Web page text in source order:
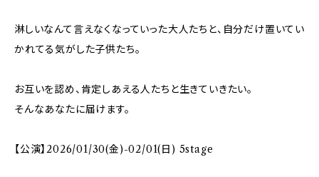
淋しいなんて言えなくなっていった大人たちと、自分だけ置いてい
かれてる気がした子供たち。
お互いを認め、肯定しあえる人たちと生きていきたい。
そんなあなたに届けます。
【公演】2026/01/30(金)-02/01(日) 5stage